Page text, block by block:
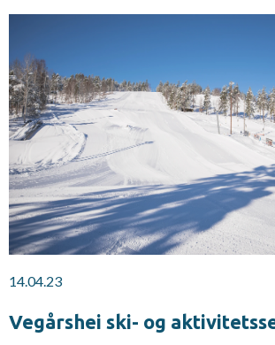
14.04.23
Vegårshei ski- og